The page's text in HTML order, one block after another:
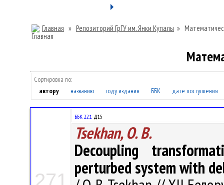
Главная » Репозиторий ГрГУ им. Янки Купалы »
Сортировка по:
автору
названию году издания ББК дате поступления
271
ББК 22.1 Д15
Tsekhan, O. B.
Decoupling
perturbed system with